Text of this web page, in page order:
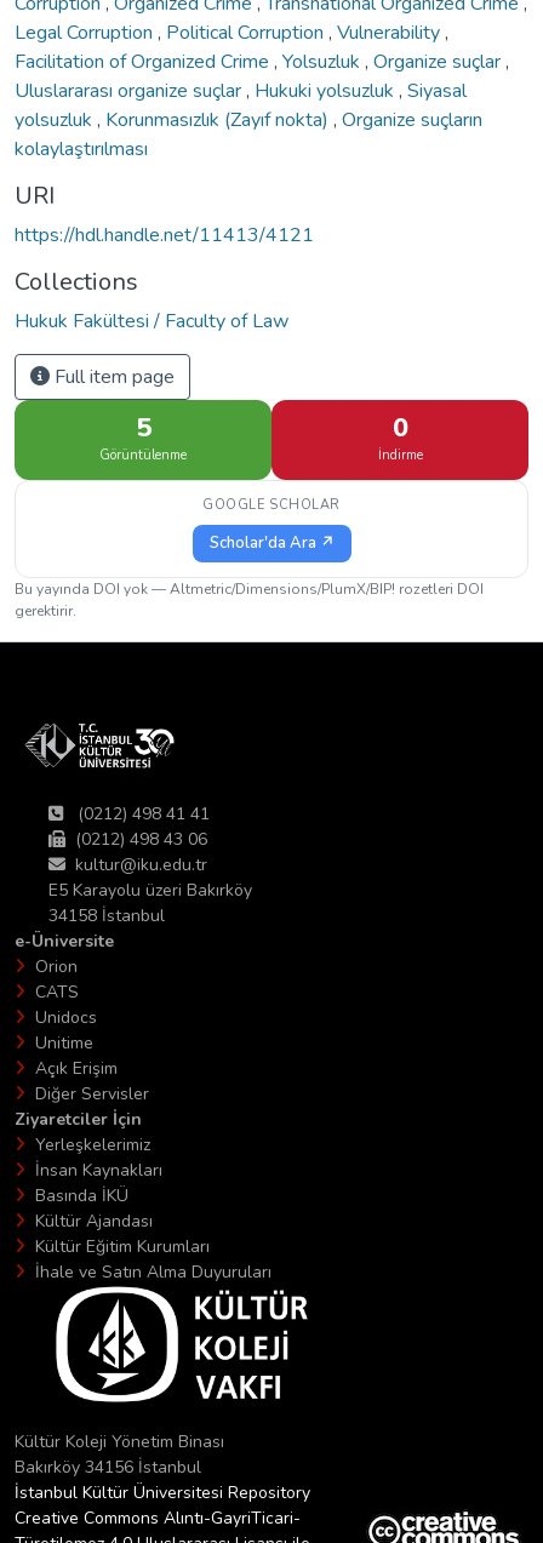
Legal Corruption , Political Corruption , Vulnerability,
Facilitation of Organized Crime , Yolsuzluk , Organize suçlar,
Uluslararası organize suçlar, Hukuki yolsuzluk , Siyasal
yolsuzluk , Korunmasızlık (Zayıf nokta) , Organize suçların
kolaylaştırılması
URI
https://hdl.handle.net/11413/4121
Collections
Hukuk Fakültesi / Faculty of Law
Full item page
5
Görüntülenme
0
İndirme
GOOGLE SCHOLAR
Scholar'da Ara ↗
Bu yayında DOI yok — Altmetric/Dimensions/PlumX/BIP! rozetleri DOI
gerektirir.
(0212) 498 41 41
(0212) 498 43 06
kultur@iku.edu.tr
E5 Karayolu üzeri Bakırköy
34158 İstanbul
e-Üniversite
Orion
CATS
Unidocs
Unitime
Açık Erişim
Diğer Servisler
Ziyaretciler İçin
Yerleşkelerimiz
İnsan Kaynakları
Basında İKÜ
Kültür Ajandası
Kültür Eğitim Kurumları
İhale ve Satın Alma Duyuruları
Kültür Koleji Yönetim Binası
Bakırköy 34156 İstanbul
İstanbul Kültür Üniversitesi Repository
Creative Commons Alıntı-GayriTicari-